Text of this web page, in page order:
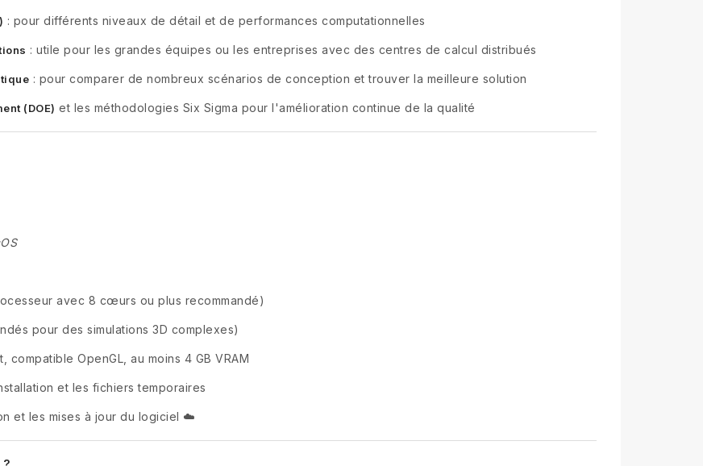
: pour différents niveaux de détail et de performances computationnelles
: utile pour les grandes équipes ou les entreprises avec des centres de calcul distribués
: pour comparer de nombreux scénarios de conception et trouver la meilleure solution
(DOE) et les méthodologies Six Sigma pour l'amélioration continue de la qualité
avec 8 cœurs ou plus recommandé)
pour des simulations 3D complexes)
compatible OpenGL, au moins 4 GB VRAM
et les fichiers temporaires
et les mises à jour du logiciel ☁️